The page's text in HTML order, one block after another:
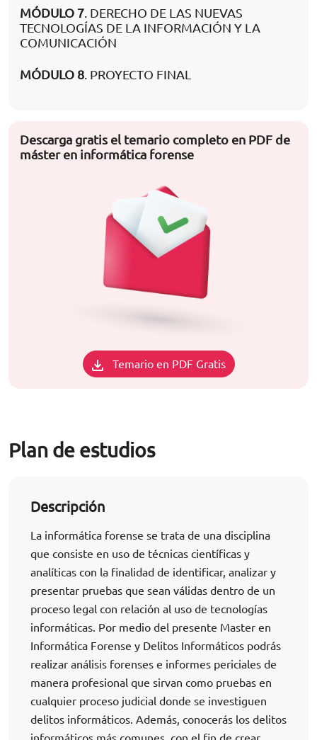
MÓDULO 7 . DERECHO DE LAS NUEVAS
TECNOLOGÍAS DE LA INFORMACIÓN Y LA
COMUNICACIÓN
MÓDULO 8 . PROYECTO FINAL
Descarga gratis el temario completo en PDF de
máster en informática forense
Temario en PDF Gratis
Plan de estudios
Descripción
La informática forense se trata de una disciplina
que consiste en uso de técnicas científicas y
analíticas con la finalidad de identificar, analizar y
presentar pruebas que sean válidas dentro de un
proceso legal con relación al uso de tecnologías
informáticas. Por medio del presente Master en
Informática Forense y Delitos Informáticos podrás
realizar análisis forenses e informes periciales de
manera profesional que sirvan como pruebas en
cualquier proceso judicial donde se investiguen
delitos informáticos. Además, conocerás los delitos